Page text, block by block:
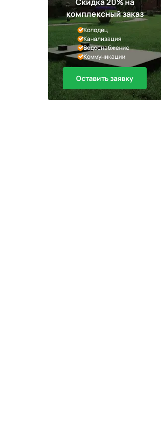
комплексный заказ
Колодец
Канализация
Водоснабжение
Коммуникации
Оставить заявку